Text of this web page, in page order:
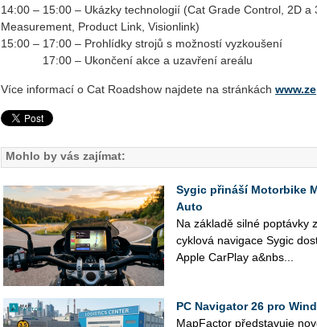
14:00 – 15:00 – Ukázky technologií (Cat Grade Control, 2D a
Measurement, Product Link, Visionlink)
15:00 – 17:00 – Prohlídky strojů s možností vyzkoušení
17:00 – Ukončení akce a uzavření areálu
Více informací o Cat Roadshow najdete na stránkách
Mohlo by vás zajímat:
Sygic přináší Motorbike
Auto
Na zá­kla­dě silné po­ptáv­ky
cy­klo­vá na­vi­ga­ce Sygic
Apple Car­Play a&nbs...
PC Navigator 26 pro
Map­Fac­tor před­sta­vu­je